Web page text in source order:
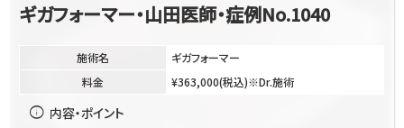
ギガフォーマー・山田医師・症例No.1040
施術名
ギガフォーマー
料金
¥363,000(税込)※Dr.施術
info 内容・ポイント